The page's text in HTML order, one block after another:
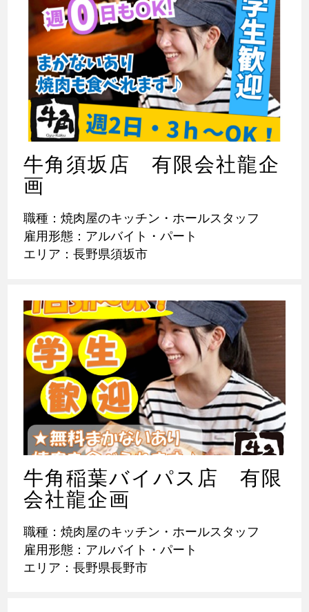
牛角須坂店 有限会社龍企
画
職種：焼肉屋のキッチン・ホールスタッフ
雇用形態：アルバイト・パート
エリア：長野県須坂市
牛角稲葉バイパス店 有限
会社龍企画
職種：焼肉屋のキッチン・ホールスタッフ
雇用形態：アルバイト・パート
エリア：長野県長野市